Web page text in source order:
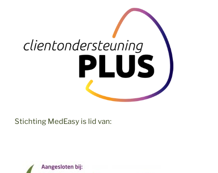
Stichting MedEasy is lid van: